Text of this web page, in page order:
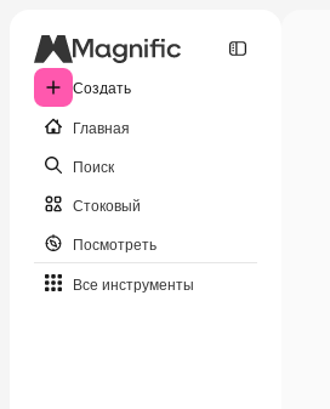
Создать
Главная
Поиск
Стоковый
Посмотреть
Все инструменты